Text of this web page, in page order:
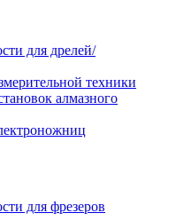
для дрелей/
техники
алмазного
для фрезеров